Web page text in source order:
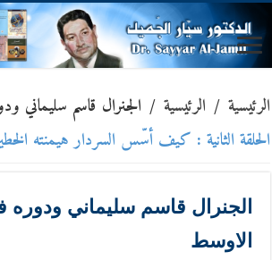
الرئيسية / الرئيسية / الجنرال قاسم سليماني
الحلقة الثانية : كيف أسّس السردار هيمنته
الجنرال قاسم سليماني
الاوسط